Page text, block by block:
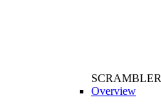
SCRAMBLER
Overview